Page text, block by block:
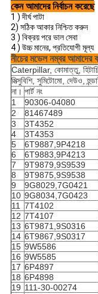
কেন আমাদের নির্বাচন করেছে
1 ) দীর্ঘ পাটা
2) সঠিক আকার নিশ্চিত করুন
3 ) বিক্রয় পরে ভাল সেবা
4) উচ্চ মানের, প্রতিযোগী মূল্য
নীচের মডেল নম্বর আমাদের
Caterpillar, কোমাত্তু,
মিত্সুবিশি, সুমিটোমো, দেউও,
না। পার্ট নং
1
90306-04080
2
81467489
3
3T4352
4
3T4353
5
6T9887,9P4218
6
6T9883,9P4213
7
9T9879,9S9539
8
9T9875,9S9538
9
9G8029,7G0421
10 9G8034,7G0423
11 7T4102
12 7T4107
13 6T9871,9S0316
14 6T9867,9S0317
15 9W5586
16 9W5585
17 6P4897
18 6P4898
19 111-30-00274